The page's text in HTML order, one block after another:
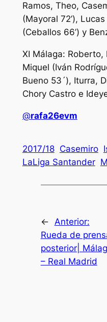
Ramos, Theo,
(Mayoral 72’),
(Ceballos 66’) y
XI Málaga: Roberto,
Miquel (Iván
Bueno 53´), Iturra,
Chory Castro e
@rafa26evm
2017/18 Casemiro
LaLiga Santander
←
Anterior:
Rueda de
posterior|
– Real Madrid